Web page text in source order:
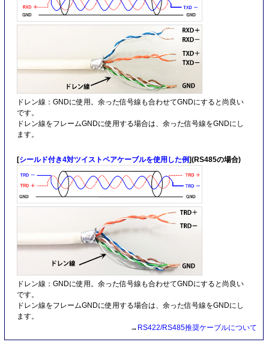
ドレン線：GNDに使用。余った信号線も合わせてGNDにすると尚良い
です。
ドレン線をフレームGNDに使用する場合は、余った信号線をGNDにし
ます。
[シールド付き4対ツイストペアケーブルを使用した例](RS485の場合)
ドレン線：GNDに使用。余った信号線も合わせてGNDにすると尚良い
です。
ドレン線をフレームGNDに使用する場合は、余った信号線をGNDにし
ます。
→ RS422/RS485推奨ケーブルについて